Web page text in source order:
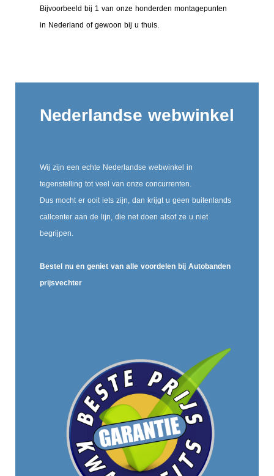
Bijvoorbeeld bij 1 van onze honderden montagepunten
in Nederland of gewoon bij u thuis.
Nederlandse webwinkel
Wij zijn een echte Nederlandse webwinkel in
tegenstelling tot veel van onze concurrenten.
Dus mocht er ooit iets zijn, dan krijgt u geen buitenlands
callcenter aan de lijn, die net doen alsof ze u niet
begrijpen.
Bestel nu en geniet van alle voordelen bij Autobanden
prijsvechter